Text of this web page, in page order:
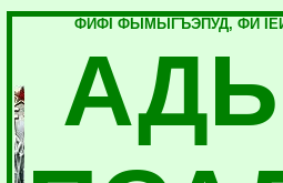
ФИФI ФЫМЫГЪЭПУД, ФИ